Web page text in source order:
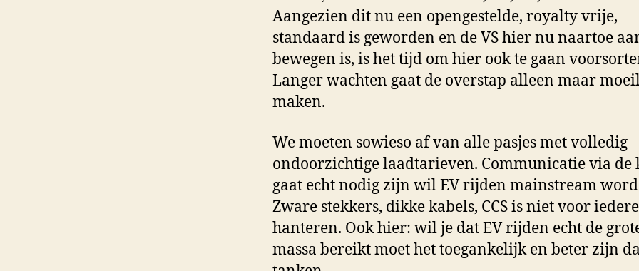
Aangezien dit nu een opengestelde, royalty vrije,
standaard is geworden en de VS hier nu naartoe
bewegen is, is het tijd om hier ook te gaan
Langer wachten gaat de overstap alleen maar
maken.
We moeten sowieso af van alle pasjes met volledig
ondoorzichtige laadtarieven. Communicatie via de
gaat echt nodig zijn wil EV rijden mainstream
Zware stekkers, dikke kabels, CCS is niet voor
hanteren. Ook hier: wil je dat EV rijden echt de
massa bereikt moet het toegankelijk en beter zijn